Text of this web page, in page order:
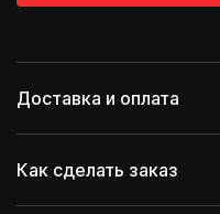
Доставка и оплата
Как сделать заказ